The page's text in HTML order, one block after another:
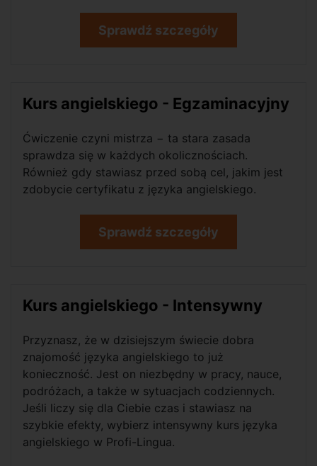
Sprawdź szczegóły
Kurs angielskiego - Egzaminacyjny
Ćwiczenie czyni mistrza − ta stara zasada
sprawdza się w każdych okolicznościach.
Również gdy stawiasz przed sobą cel, jakim jest
zdobycie certyfikatu z języka angielskiego.
Sprawdź szczegóły
Kurs angielskiego - Intensywny
Przyznasz, że w dzisiejszym świecie dobra
znajomość języka angielskiego to już
konieczność. Jest on niezbędny w pracy, nauce,
podróżach, a także w sytuacjach codziennych.
Jeśli liczy się dla Ciebie czas i stawiasz na
szybkie efekty, wybierz intensywny kurs języka
angielskiego w Profi-Lingua.